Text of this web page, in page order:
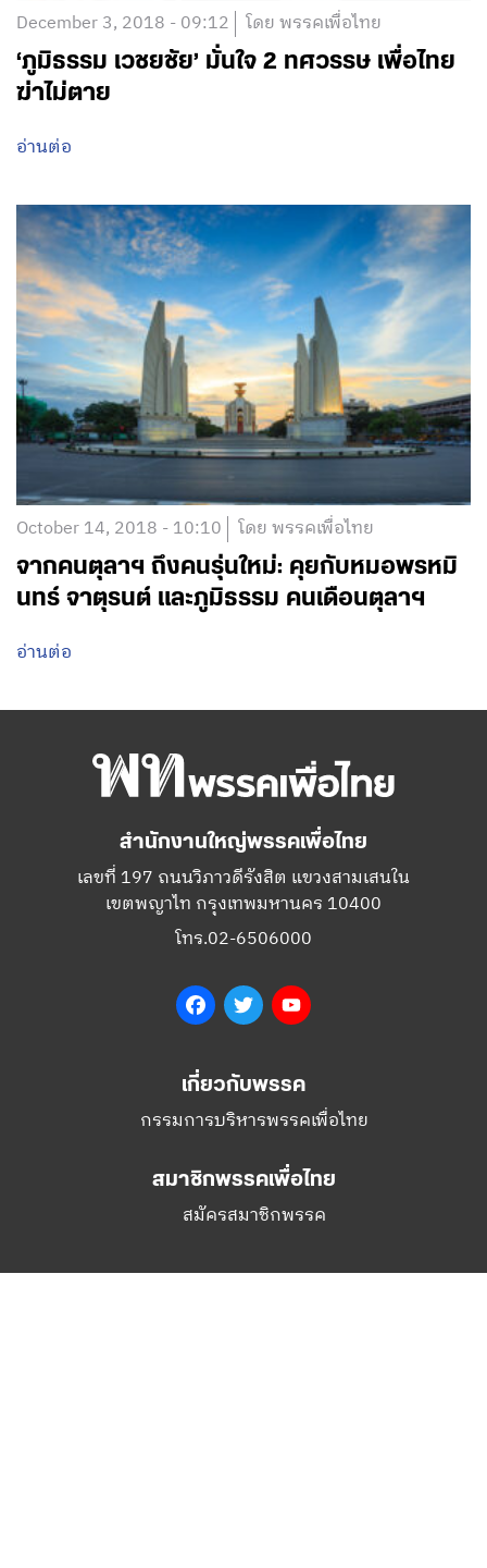
December 3, 2018 - 09:12 โดย พรรคเพื่อไทย
‘ภูมิธรรม เวชยชัย’ มั่นใจ 2 ทศวรรษ เพื่อไทย
ฆ่าไม่ตาย
อ่านต่อ
October 14, 2018 - 10:10 โดย พรรคเพื่อไทย
จากคนตุลาฯ ถึงคนรุ่นใหม่: คุยกับหมอพรหมิ
นทร์ จาตุรนต์ และภูมิธรรม คนเดือนตุลาฯ
อ่านต่อ
สำนักงานใหญ่พรรคเพื่อไทย
เลขที่ 197 ถนนวิภาวดีรังสิต แขวงสามเสนใน
เขตพญาไท กรุงเทพมหานคร 10400
โทร.02-6506000
FacebookTwitter
เกี่ยวกับพรรค
กรรมการบริหารพรรคเพื่อไทย
สมาชิกพรรคเพื่อไทย
สมัครสมาชิกพรรค